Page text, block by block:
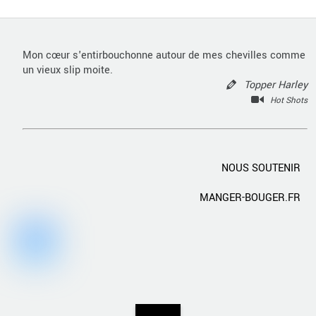
Mon cœur s'entirbouchonne autour de mes chevilles comme
un vieux slip moite.
Topper Harley
Hot Shots
NOUS SOUTENIR
MANGER-BOUGER.FR